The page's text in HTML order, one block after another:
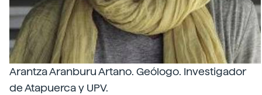
Arantza Aranburu Artano. Geólogo. Investigador
de Atapuerca y UPV.